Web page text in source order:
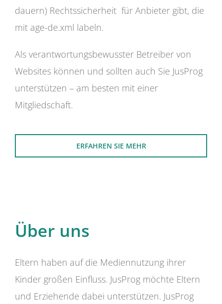
dauern) Rechtssicherheit für Anbieter gibt, die
mit age-de.xml labeln.
Als verantwortungsbewusster Betreiber von
Websites können und sollten auch Sie JusProg
unterstützen – am besten mit einer
Mitgliedschaft.
ERFAHREN SIE MEHR
Über uns
Eltern haben auf die Mediennutzung ihrer
Kinder großen Einfluss. JusProg möchte Eltern
und Erziehende dabei unterstützen. JusProg